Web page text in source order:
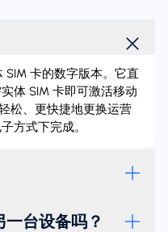
SIM 卡的数字版本。它直
体 SIM 卡即可激活移动
松、更快捷地更换运营
方式下完成。
台设备吗？